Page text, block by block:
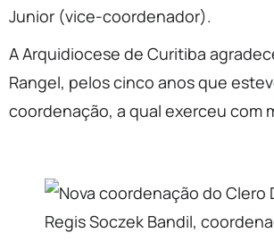
Junior (vice-coordenador).
A Arquidiocese de Curitiba
Rangel, pelos cinco anos que
coordenação, a qual exerceu com